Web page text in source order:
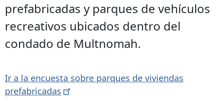
prefabricadas y parques de vehículos
recreativos ubicados dentro del
condado de Multnomah.
Ir a la encuesta sobre parques de viviendas
prefabricadas